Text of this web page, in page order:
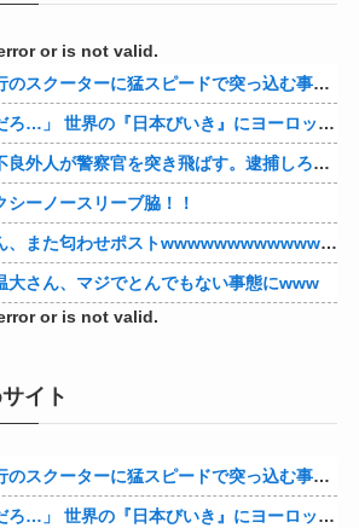
or is not valid.
【動画】走り屋が先行のスクーターに猛スピードで突っ込む事故。
欧州「日本だけ反則だろ…」 世界の『日本びいき』にヨーロッパ全土から不満の声
【動画】名古屋栄で不良外人が警察官を突き飛ばす。逮捕しろやｗｗｗ
ーノースリーブ脇！！
【悲報】有吉弘行さん、また匂わせポストwwwwwwwwwwwwwwww
大さん、マジでとんでもない事態にwww
or is not valid.
イト
【動画】走り屋が先行のスクーターに猛スピードで突っ込む事故。
欧州「日本だけ反則だろ…」 世界の『日本びいき』にヨーロッパ全土から不満の声